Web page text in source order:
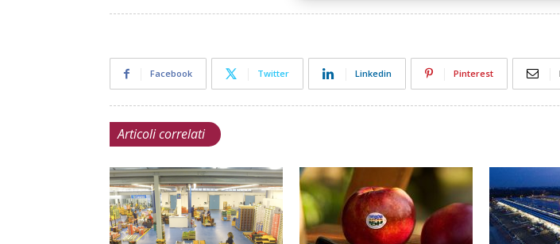
Facebook Twitter Linkedin Pinterest
Articoli correlati